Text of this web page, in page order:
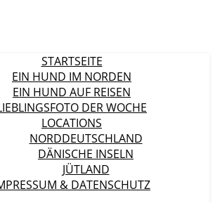
STARTSEITE
EIN HUND IM NORDEN
EIN HUND AUF REISEN
DER WOCHE
LOCATIONS
NORDDEUTSCHLAND
DÄNISCHE INSELN
JÜTLAND
& DATENSCHUTZ